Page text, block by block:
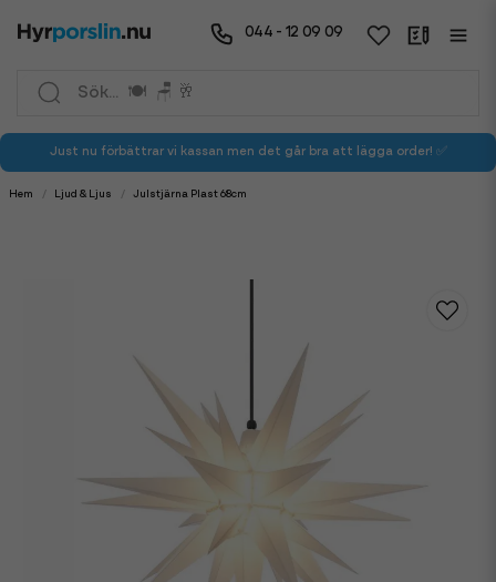
044 - 12 09 09
Just nu förbättrar vi kassan men det går bra att lägga order! ✅
Hem Ljud & Ljus Julstjärna Plast 68cm